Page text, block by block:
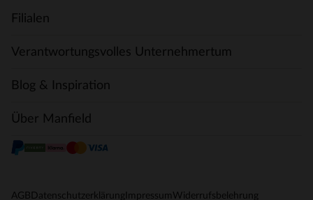
Filialen
Verantwortungsvolles Unternehmertum
Blog & Inspiration
Über Manfield
AGB Datenschutzerklärung Impressum Widerrufsbelehrung